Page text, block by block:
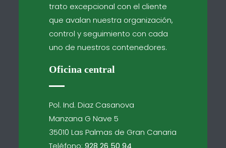
trato excepcional con el cliente
que avalan nuestra organización,
control y seguimiento con cada
uno de nuestros contenedores.
Oficina central
Pol. Ind. Diaz Casanova
Manzana G Nave 5
35010 Las Palmas de Gran Canaria
Teléfono:928 26 50 94